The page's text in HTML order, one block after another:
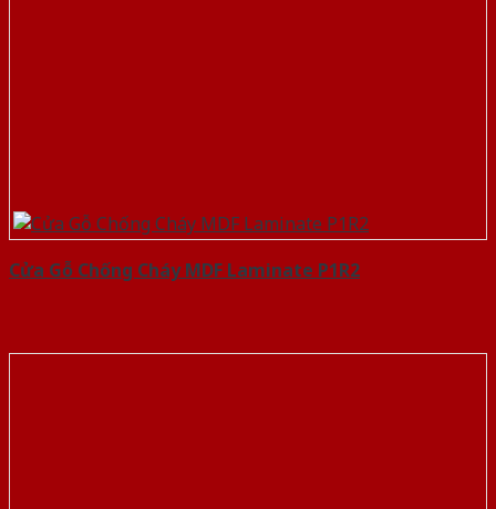
Cửa Gỗ Chống Cháy MDF Laminate P1R2